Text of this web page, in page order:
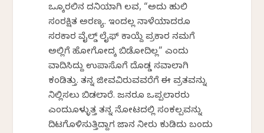
ಒಕ್ಕೊರಲಿನ ದನಿಯಾಗಿ ಲವ, “ಅದು ಹುಲಿ
ಸಂರಕ್ಷಿತ ಅರಣ್ಯ. ಇಂದಲ್ಲ ನಾಳೆಯಾದರೂ
ಸರಕಾರ ವೈಲ್ಡ್ ಲೈಫ್ ಕಾಯ್ದೆ ಪ್ರಕಾರ ನಮಗೆ
ಅಲ್ಲಿಗೆ ಹೋಗೋದಕ್ಕೆ ಬಿಡೋದಿಲ್ಲ” ಎಂದು
ವಾದಿಸಿದ್ದು ಉಪಾಸೊಗೆ ದೊಡ್ಡ ಸವಾಲಾಗಿ
ಕಂಡಿತ್ತು. ತನ್ನ ಜೀವವಿರುವವರೆಗೆ ಈ ವ್ರತವನ್ನು
ನಿಲ್ಲಿಸಲು ಬಿಡಲಾರೆ. ಜನರೂ ಒಪ್ಪಲಾರರು
ಎಂದುಕೊಳ್ಳುತ್ತ ತನ್ನ ನೋಟದಲ್ಲಿ ಸಂಕಲ್ಪವನ್ನು
ದಿಟಗೊಳಿಸುತ್ತಿದ್ದಾಗ ಜಾನಕೆ ನೀರು ಕುಡಿದು ಬಂದು